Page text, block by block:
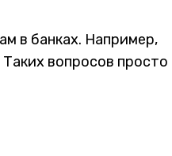
в банках. Например,
вопросов просто